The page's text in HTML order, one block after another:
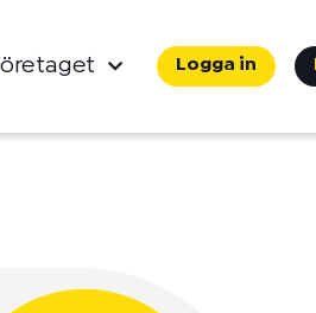
Logga in